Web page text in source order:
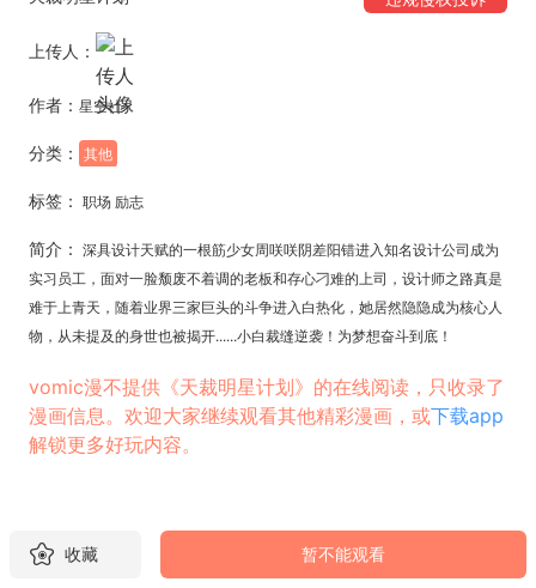
上传人：
作者： 星空社
分类： 其他
标签： 职场 励志
简介： 深具设计天赋的一根筋少女周咲咲阴差阳错进入知名设计公司成为
实习员工，面对一脸颓废不着调的老板和存心刁难的上司，设计师之路真是
难于上青天，随着业界三家巨头的斗争进入白热化，她居然隐隐成为核心人
物，从未提及的身世也被揭开......小白裁缝逆袭！为梦想奋斗到底！
vomic漫不提供《天裁明星计划》的在线阅读，只收录了
漫画信息。欢迎大家继续观看其他精彩漫画，或下载app
解锁更多好玩内容。
收藏 暂不能观看